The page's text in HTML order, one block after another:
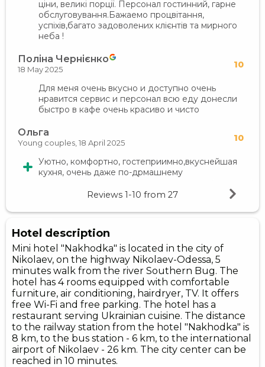
ціни, великі порції. Персонал гостинний, гарне
обслуговування.Бажаемо процвітання,
успіхів,багато задоволених клієнтів та мирного
неба !
Поліна Чернієнко 10
18 May 2025
Для меня очень вкусно и доступно очень
нравится сервис и персонал всю еду донесли
быстро в кафе очень красиво и чисто
Ольга 10
Young couples, 18 April 2025
Уютно, комфортно, гостеприимно,вкуснейшая
кухня, очень даже по-дрмашнему
Reviews 1-10 from 27
Hotel description
Mini hotel "Nakhodka" is located in the city of
Nikolaev, on the highway Nikolaev-Odessa, 5
minutes walk from the river Southern Bug. The
hotel has 4 rooms equipped with comfortable
furniture, air conditioning, hairdryer, TV. It offers
free Wi-Fi and free parking. The hotel has a
restaurant serving Ukrainian cuisine. The distance
to the railway station from the hotel "Nakhodka" is
8 km, to the bus station - 6 km, to the international
airport of Nikolaev - 26 km. The city center can be
reached in 10 minutes.